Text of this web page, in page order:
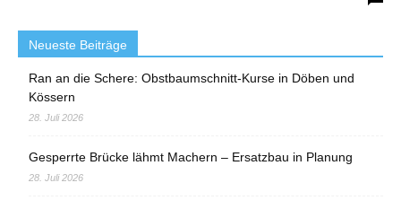
Neueste Beiträge
Ran an die Schere: Obstbaumschnitt-Kurse in Döben und
Kössern
28. Juli 2026
Gesperrte Brücke lähmt Machern – Ersatzbau in Planung
28. Juli 2026